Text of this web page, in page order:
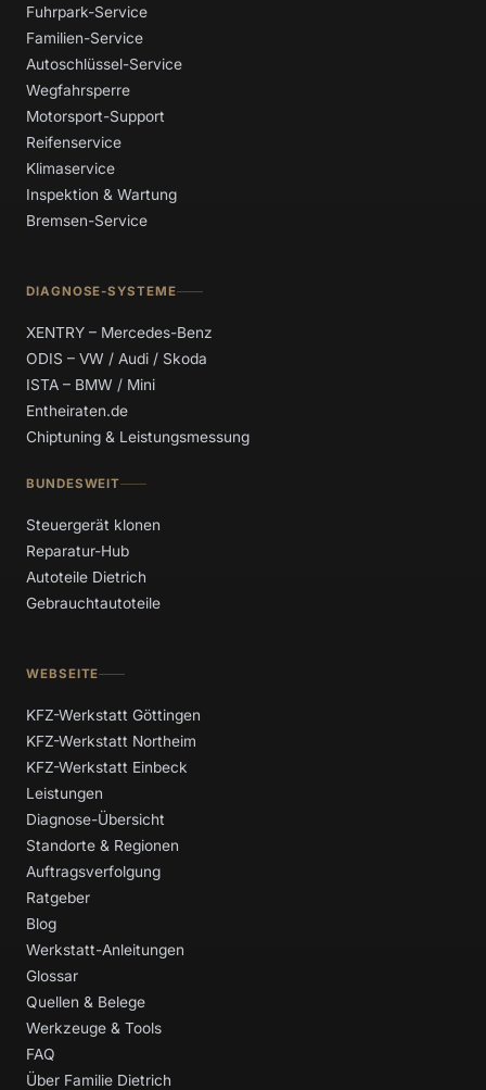
Fuhrpark-Service
Familien-Service
Autoschlüssel-Service
Wegfahrsperre
Motorsport-Support
Reifenservice
Klimaservice
Inspektion & Wartung
Bremsen-Service
DIAGNOSE-SYSTEME
XENTRY – Mercedes-Benz
ODIS – VW / Audi / Skoda
ISTA – BMW / Mini
Entheiraten.de
Chiptuning & Leistungsmessung
BUNDESWEIT
Steuergerät klonen
Reparatur-Hub
Autoteile Dietrich
Gebrauchtautoteile
WEBSEITE
KFZ-Werkstatt Göttingen
KFZ-Werkstatt Northeim
KFZ-Werkstatt Einbeck
Leistungen
Diagnose-Übersicht
Standorte & Regionen
Auftragsverfolgung
Ratgeber
Blog
Werkstatt-Anleitungen
Glossar
Quellen & Belege
Werkzeuge & Tools
FAQ
Über Familie Dietrich